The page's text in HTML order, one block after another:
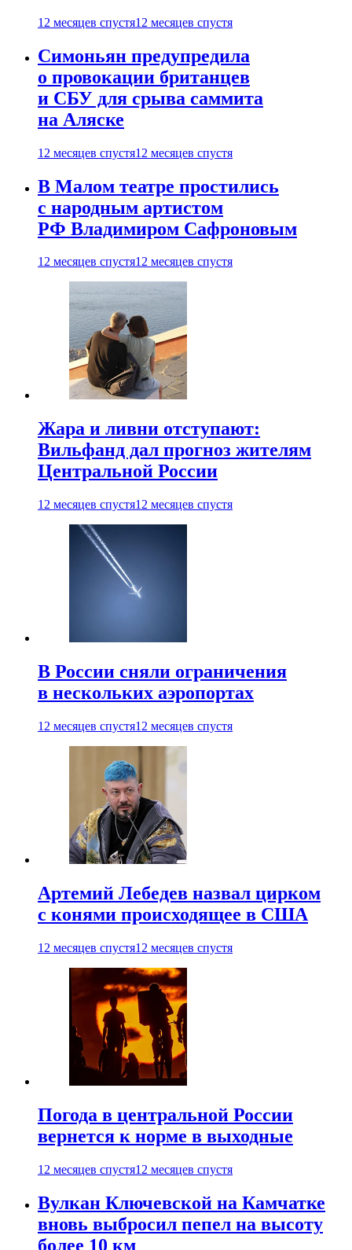
12 месяцев спустя12 месяцев спустя
Симоньян предупредила
о провокации британцев
и СБУ для срыва саммита
на Аляске
12 месяцев спустя12 месяцев спустя
В Малом театре простились
с народным артистом
РФ Владимиром Сафроновым
12 месяцев спустя12 месяцев спустя
Жара и ливни отступают:
Вильфанд дал прогноз жителям
Центральной России
12 месяцев спустя12 месяцев спустя
В России сняли ограничения
в нескольких аэропортах
12 месяцев спустя12 месяцев спустя
Артемий Лебедев назвал цирком
с конями происходящее в США
12 месяцев спустя12 месяцев спустя
Погода в центральной России
вернется к норме в выходные
12 месяцев спустя12 месяцев спустя
Вулкан Ключевской на Камчатке
вновь выбросил пепел на высоту
более 10 км